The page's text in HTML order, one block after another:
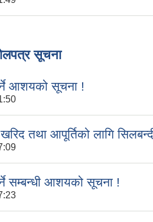
सूचना
आशयको सूचना !
तथा आपूर्तिको लागि
सम्बन्धी आशयको सूचना !